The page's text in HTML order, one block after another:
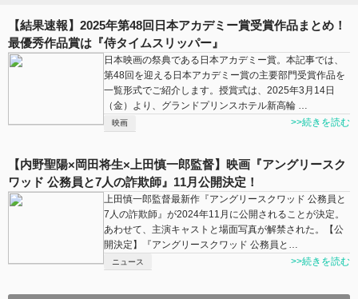
【結果速報】2025年第48回日本アカデミー賞受賞作品まとめ！
最優秀作品賞は『侍タイムスリッパー』
日本映画の祭典である日本アカデミー賞。本記事では、
第48回を迎える日本アカデミー賞の主要部門受賞作品を
一覧形式でご紹介します。授賞式は、2025年3月14日
（金）より、グランドプリンスホテル新高輪 …
映画 >>続きを読む
【内野聖陽×岡⽥将⽣×上田慎一郎監督】映画『アングリースク
ワッド 公務員と7人の詐欺師』11月公開決定！
上田慎一郎監督最新作『アングリースクワッド 公務員と
7人の詐欺師』が2024年11月に公開されることが決定。
あわせて、主演キャストと場面写真が解禁された。【公
開決定】『アングリースクワッド 公務員と…
ニュース >>続きを読む